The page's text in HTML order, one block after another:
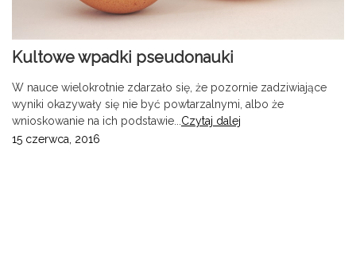
Kultowe wpadki pseudonauki
W nauce wielokrotnie zdarzało się, że pozornie zadziwiające
wyniki okazywały się nie być powtarzalnymi, albo że
wnioskowanie na ich podstawie... Czytaj dalej
15 czerwca, 2016